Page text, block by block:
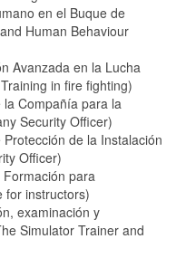
en el Buque de
Human Behaviour
Avanzada en la Lucha
in fire fighting)
Compañía para la
Security Officer)
de la Instalación
Officer)
para
for instructors)
examinación y
Simulator Trainer and